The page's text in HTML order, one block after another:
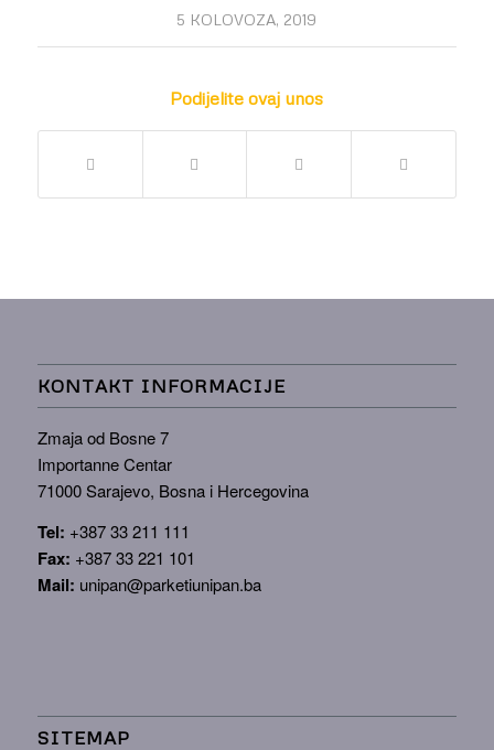
5 KOLOVOZA, 2019
Podijelite ovaj unos
KONTAKT INFORMACIJE
Zmaja od Bosne 7
Importanne Centar
71000 Sarajevo, Bosna i Hercegovina
Tel: +387 33 211 111
Fax: +387 33 221 101
Mail: unipan@parketiunipan.ba
SITEMAP